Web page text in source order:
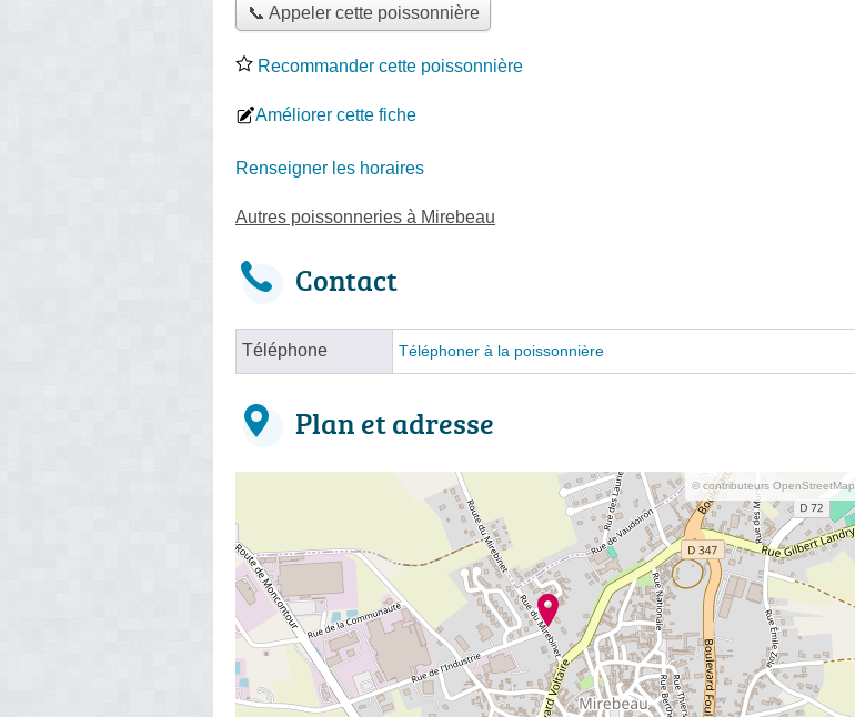
📞 Appeler cette poissonnière
Recommander cette poissonnière
Améliorer cette fiche
Renseigner les horaires
Autres poissonneries à Mirebeau
Contact
Téléphone Téléphoner à la poissonnière
Plan et adresse
© contributeurs OpenStreetMap